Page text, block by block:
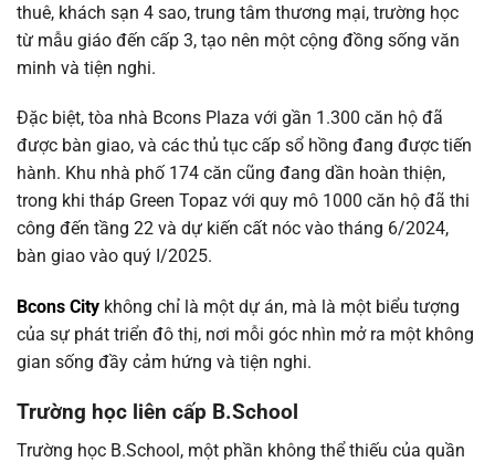
thuê, khách sạn 4 sao, trung tâm thương mại, trường học
từ mẫu giáo đến cấp 3, tạo nên một cộng đồng sống văn
minh và tiện nghi.
Đặc biệt, tòa nhà Bcons Plaza với gần 1.300 căn hộ đã
được bàn giao, và các thủ tục cấp sổ hồng đang được tiến
hành. Khu nhà phố 174 căn cũng đang dần hoàn thiện,
trong khi tháp Green Topaz với quy mô 1000 căn hộ đã thi
công đến tầng 22 và dự kiến cất nóc vào tháng 6/2024,
bàn giao vào quý I/2025.
Bcons City không chỉ là một dự án, mà là một biểu tượng
của sự phát triển đô thị, nơi mỗi góc nhìn mở ra một không
gian sống đầy cảm hứng và tiện nghi.
Trường học liên cấp B.School
Trường học B.School, một phần không thể thiếu của quần